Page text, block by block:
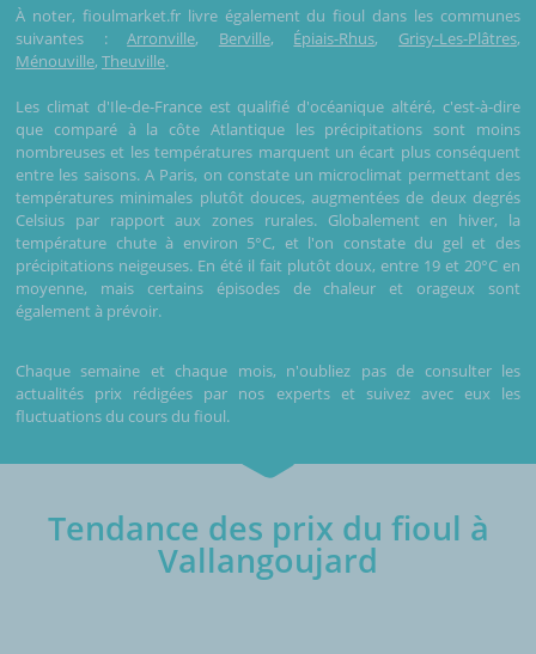
À noter, fioulmarket.fr livre également du fioul dans les communes
suivantes :Arronville, Berville, Épiais-Rhus, Grisy-Les-Plâtres,
Ménouville, Theuville.
Les climat d'Ile-de-France est qualifié d'océanique altéré, c'est-à-dire
que comparé à la côte Atlantique les précipitations sont moins
nombreuses et les températures marquent un écart plus conséquent
entre les saisons. A Paris, on constate un microclimat permettant des
températures minimales plutôt douces, augmentées de deux degrés
Celsius par rapport aux zones rurales. Globalement en hiver, la
température chute à environ 5°C, et l'on constate du gel et des
précipitations neigeuses. En été il fait plutôt doux, entre 19 et 20°C en
moyenne, mais certains épisodes de chaleur et orageux sont
également à prévoir.
Chaque semaine et chaque mois, n'oubliez pas de consulter les
actualités prix rédigées par nos experts et suivez avec eux les
fluctuations du cours du fioul.
Tendance des prix du fioul à
Vallangoujard